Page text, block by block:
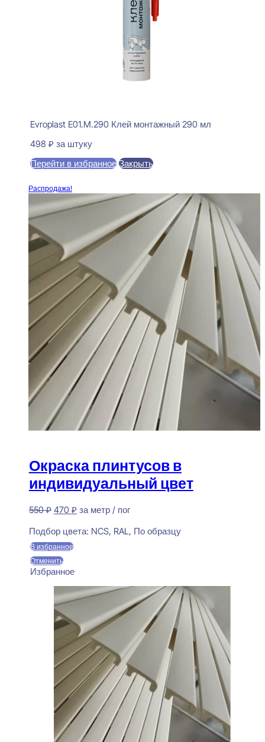
Evroplast E01.M.290 Клей монтажный 290 мл
498 ₽ за штуку
Перейти в избранное Закрыть
Распродажа!
Окраска плинтусов в
индивидуальный цвет
550₽ Первоначальная
составляла
550 ₽.
470 ₽Текущая
470 ₽.
за метр / пог
Подбор цвета: NCS, RAL, По образцу
В избранное
Отменить
Избранное